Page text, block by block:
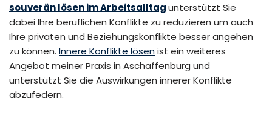
souverän lösen im Arbeitsalltagunterstützt Sie
dabei Ihre beruflichen Konflikte zu reduzieren um auch
Ihre privaten und Beziehungskonflikte besser angehen
zu können. Innere Konflikte lösenist ein weiteres
Angebot meiner Praxis in Aschaffenburg und
unterstützt Sie die Auswirkungen innerer Konflikte
abzufedern.